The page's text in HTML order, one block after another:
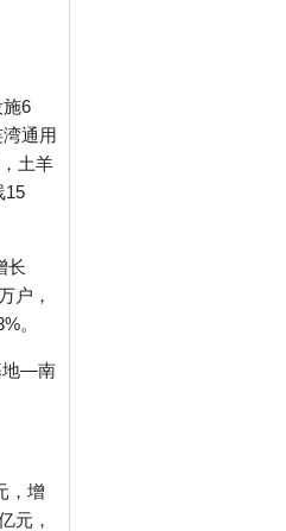
6
通用
土羊
15
长
户，
。
地—南
，增
元，